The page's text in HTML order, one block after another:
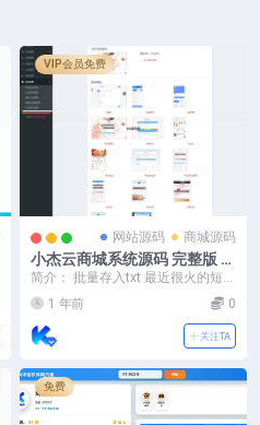
VIP会员免费
网站源码 商城源码
小杰云商城系统源码 完整版 全
开源
简介： 批量存入txt 最近很火的短剧
推广配套程序，短剧搜索 以下是完
整的文件架...
1 年前 0
关注TA
免费